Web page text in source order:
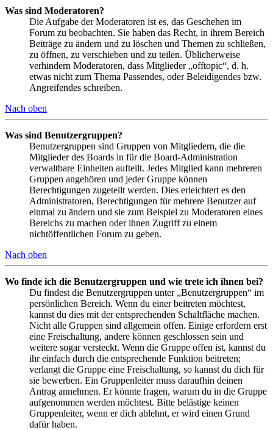
Was sind Moderatoren?
Die Aufgabe der Moderatoren ist es, das Geschehen im
Forum zu beobachten. Sie haben das Recht, in ihrem Bereich
Beiträge zu ändern und zu löschen und Themen zu schließen,
zu öffnen, zu verschieben und zu teilen. Üblicherweise
verhindern Moderatoren, dass Mitglieder „offtopic“, d. h.
etwas nicht zum Thema Passendes, oder Beleidigendes bzw.
Angreifendes schreiben.
Nach oben
Was sind Benutzergruppen?
Benutzergruppen sind Gruppen von Mitgliedern, die die
Mitglieder des Boards in für die Board-Administration
verwaltbare Einheiten aufteilt. Jedes Mitglied kann mehreren
Gruppen angehören und jeder Gruppe können
Berechtigungen zugeteilt werden. Dies erleichtert es den
Administratoren, Berechtigungen für mehrere Benutzer auf
einmal zu ändern und sie zum Beispiel zu Moderatoren eines
Bereichs zu machen oder ihnen Zugriff zu einem
nichtöffentlichen Forum zu geben.
Nach oben
Wo finde ich die Benutzergruppen und wie trete ich ihnen bei?
Du findest die Benutzergruppen unter „Benutzergruppen“ im
persönlichen Bereich. Wenn du einer beitreten möchtest,
kannst du dies mit der entsprechenden Schaltfläche machen.
Nicht alle Gruppen sind allgemein offen. Einige erfordern erst
eine Freischaltung, andere können geschlossen sein und
weitere sogar versteckt. Wenn die Gruppe offen ist, kannst du
ihr einfach durch die entsprechende Funktion beitreten;
verlangt die Gruppe eine Freischaltung, so kannst du dich für
sie bewerben. Ein Gruppenleiter muss daraufhin deinen
Antrag annehmen. Er könnte fragen, warum du in die Gruppe
aufgenommen werden möchtest. Bitte belästige keinen
Gruppenleiter, wenn er dich ablehnt, er wird einen Grund
dafür haben.